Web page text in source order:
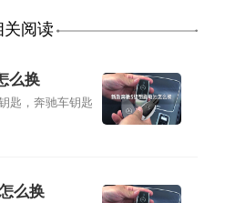
关阅读
么换
匙，奔驰车钥匙
么换